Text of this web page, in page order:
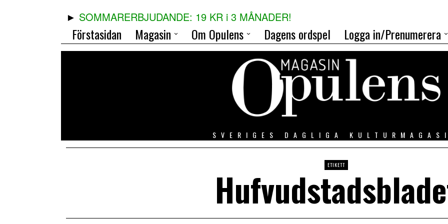
SOMMARERBJUDANDE: 19 KR i 3 MÅNADER!
Förstasidan Magasin Om Opulens Dagens ordspel Logga in/Prenumerera
SVERIGES DAGLIGA
ETIKETT